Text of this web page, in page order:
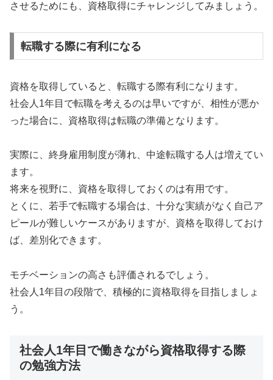
させるためにも、資格取得にチャレンジしてみましょう。
転職する際に有利になる
資格を取得していると、転職する際有利になります。
社会人1年目で転職を考えるのは早いですが、相性が悪か
った場合に、資格取得は転職の準備となります。
実際に、終身雇用制度が薄れ、中途転職する人は増えてい
ます。
将来を視野に、資格を取得しておくのは有用です。
とくに、若手で転職する場合は、十分な実績がなく自己ア
ピールが難しいケースがありますが、資格を取得しておけ
ば、差別化できます。
モチベーションの高さも評価されるでしょう。
社会人1年目の段階で、積極的に資格取得を目指しましょ
う。
社会人1年目で働きながら資格取得する際
の勉強方法